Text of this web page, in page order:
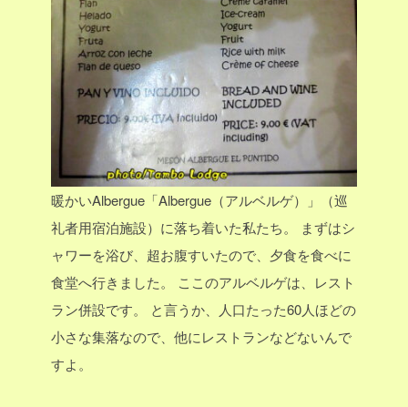
暖かいAlbergue「Albergue（アルベルゲ）」（巡
礼者用宿泊施設）に落ち着いた私たち。
まずはシ
ャワーを浴び、超お腹すいたので、夕食を食べに
食堂へ行きました。
ここのアルベルゲは、レスト
ラン併設です。
と言うか、人口たった60人ほどの
小さな集落なので、他にレストランなどないんで
すよ。